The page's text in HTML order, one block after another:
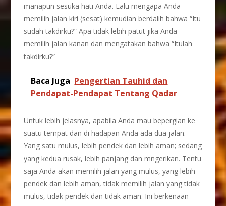
manapun sesuka hati Anda. Lalu mengapa Anda
memilih jalan kiri (sesat) kemudian berdalih bahwa “Itu
sudah takdirku?” Apa tidak lebih patut jika Anda
memilih jalan kanan dan mengatakan bahwa “Itulah
takdirku?”
Baca Juga Pengertian Tauhid dan
Pendapat-Pendapat Tentang Qadar
Untuk lebih jelasnya, apabila Anda mau bepergian ke
suatu tempat dan di hadapan Anda ada dua jalan.
Yang satu mulus, lebih pendek dan lebih aman; sedang
yang kedua rusak, lebih panjang dan mngerikan. Tentu
saja Anda akan memilih jalan yang mulus, yang lebih
pendek dan lebih aman, tidak memilih jalan yang tidak
mulus, tidak pendek dan tidak aman. Ini berkenaan